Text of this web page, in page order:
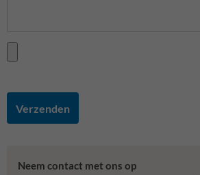
Verzenden
Neem contact met ons op